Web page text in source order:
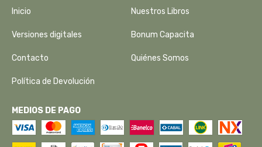
Inicio Nuestros Libros
Versiones digitales Bonum Capacita
Contacto Quiénes Somos
Política de Devolución
MEDIOS DE PAGO